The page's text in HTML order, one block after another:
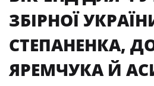
ЗБІРНОЇ
СТЕПАНЕНКА,
ЯРЕМЧУКА Й